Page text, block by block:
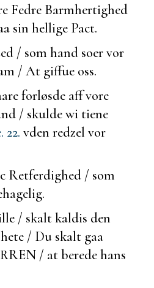
Fedre Barmhertighed
sin hellige Pact.
/ som hand soer vor
/ At giffue oss.
forløsde aff vore
/ skulde wi tiene
22. vden redzel vor
Retferdighed / som
/ skalt kaldis den
/ Du skalt gaa
/ atberede hans